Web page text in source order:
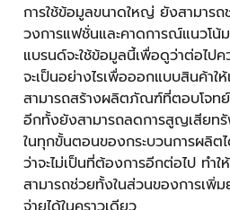
การใช้ข้อมูลขนาดใหญ่ ยังสามาร
วงการแฟชั่นและคาดการณ์แนวโน้
แบรนด์จะใช้ข้อมูลนี้เพื่อดูว่าต่อไป
จะเป็นอย่างไรเพื่อออกแบบสินค้าใ
สามารถสร้างผลิตภัณฑ์ที่ตอบโจท
อีกทั้งยังสามารถลดการสูญเสียทรั
ในทุกขั้นตอนของกระบวนการผลิต
ว่าจะไม่เป็นที่ต้องการอีกต่อไป ทำใ
สามารถช่วยทั้งในส่วนของการเพิ่